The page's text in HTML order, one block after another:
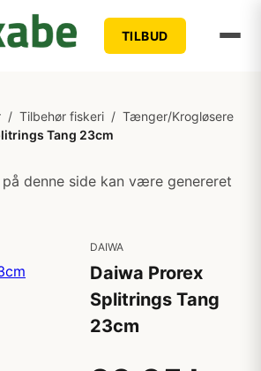
TILBUD
/ Tilbehør fiskeri / Tænger/Krogløsere
Tang 23cm
denne side kan være genereret
DAIWA
Daiwa Prorex
Splitrings Tang
23cm